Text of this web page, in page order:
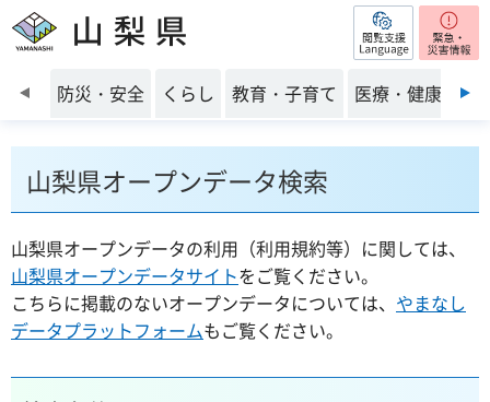
山梨県 閲覧支援
前のスライドを表示
防災・安全 くらし 教育・子育て 医療・健康・福
山梨県オープンデータ検索
山梨県オープンデータの利用（利用規約等）に関しては、
山梨県オープンデータサイトをご覧ください。
こちらに掲載のないオープンデータについては、 やまなし
データプラットフォームもご覧ください。